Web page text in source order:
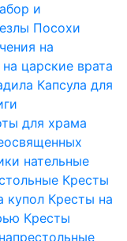
и
Посохи
на
на царские врата
Капсула для
для храма
нательные
Кресты
купол Кресты на
Кресты